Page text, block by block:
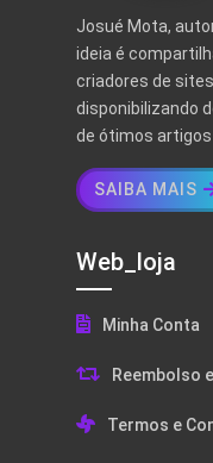
Josué Mota,
ideia é
criadores de
disponibilizando
de ótimos
SAIBA MAIS
Web_loja
Minha Conta
Reembolso
Termos e